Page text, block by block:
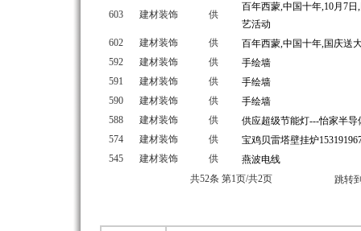
603 建材装饰 供
百年西蒙,中国十年,10月7
艺活动
602
建材装饰 供
百年西蒙,中国十年,国庆送
592
建材装饰 供
手绘墙
591
建材装饰 供
手绘墙
590
建材装饰 供
手绘墙
588
建材装饰 供
供应超级节能灯---怡家半
574
建材装饰 供
宝鸡贝雷塔壁挂炉
545
建材装饰 供
燕波电线
共52条 第1页/共2页
跳转